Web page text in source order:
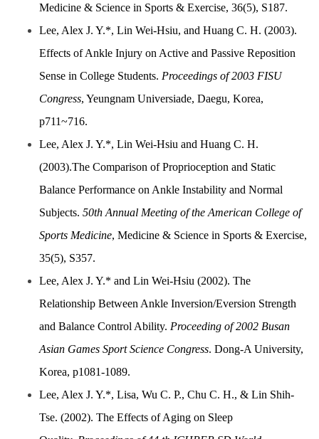
Medicine & Science in Sports & Exercise, 36(5), S187.
Lee, Alex J. Y.*, Lin Wei-Hsiu, and Huang C. H. (2003).
Effects of Ankle Injury on Active and Passive Reposition
Sense in College Students. Proceedings of 2003 FISU
Congress, Yeungnam Universiade, Daegu, Korea,
p711~716.
Lee, Alex J. Y.*, Lin Wei-Hsiu and Huang C. H.
(2003).The Comparison of Proprioception and Static
Balance Performance on Ankle Instability and Normal
Subjects. 50th Annual Meeting of the American College of
Sports Medicine, Medicine & Science in Sports & Exercise,
35(5), S357.
Lee, Alex J. Y.* and Lin Wei-Hsiu (2002). The
Relationship Between Ankle Inversion/Eversion Strength
and Balance Control Ability. Proceeding of 2002 Busan
Asian Games Sport Science Congress. Dong-A University,
Korea, p1081-1089.
Lee, Alex J. Y.*, Lisa, Wu C. P., Chu C. H., & Lin Shih-
Tse. (2002). The Effects of Aging on Sleep